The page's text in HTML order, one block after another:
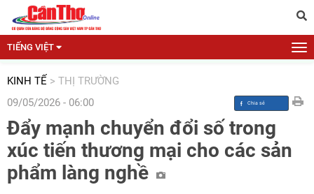
TIẾNG VIỆT
KINH TẾ > THỊ TRƯỜNG
09/05/2026 - 06:00
Đẩy mạnh chuyển đổi số trong
xúc tiến thương mại cho các sản
phẩm làng nghề